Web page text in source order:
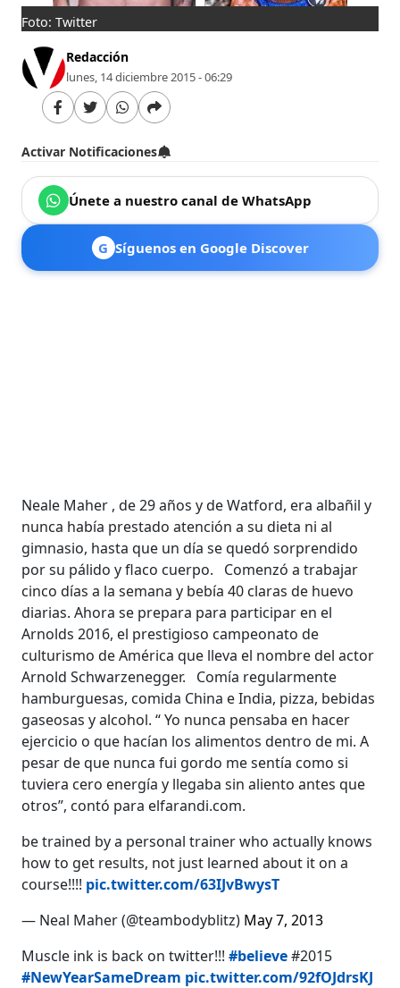
Foto: Twitter
Redacción
lunes, 14 diciembre 2015 - 06:29
Activar Notificaciones
Únete a nuestro canal de WhatsApp
G Síguenos en Google Discover
Neale Maher , de 29 años y de Watford, era albañil y
nunca había prestado atención a su dieta ni al
gimnasio, hasta que un día se quedó sorprendido
por su pálido y flaco cuerpo. Comenzó a trabajar
cinco días a la semana y bebía 40 claras de huevo
diarias. Ahora se prepara para participar en el
Arnolds 2016, el prestigioso campeonato de
culturismo de América que lleva el nombre del actor
Arnold Schwarzenegger. Comía regularmente
hamburguesas, comida China e India, pizza, bebidas
gaseosas y alcohol. “ Yo nunca pensaba en hacer
ejercicio o que hacían los alimentos dentro de mi. A
pesar de que nunca fui gordo me sentía como si
tuviera cero energía y llegaba sin aliento antes que
otros”, contó para elfarandi.com.
be trained by a personal trainer who actually knows
how to get results, not just learned about it on a
course!!!! pic.twitter.com/63IJvBwysT
— Neal Maher (@teambodyblitz) May 7, 2013
Muscle ink is back on twitter!!!#believe#2015
#NewYearSameDream pic.twitter.com/92fOJdrsKJ